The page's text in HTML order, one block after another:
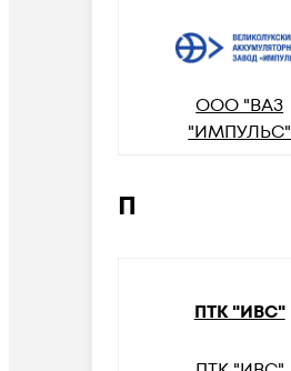
ООО "ВАЗ
"ИМПУЛЬС"
П
ПТК "ИВС"